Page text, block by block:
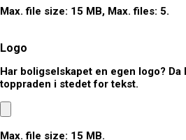
Max. file size: 15 MB, Max. files: 5.
Logo
Har boligselskapet en egen logo?
toppraden i stedet for tekst.
Max. file size: 15 MB.